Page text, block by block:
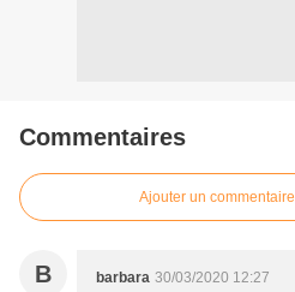
Commentaires
Ajouter un commentaire
B barbara 30/03/2020 12:27